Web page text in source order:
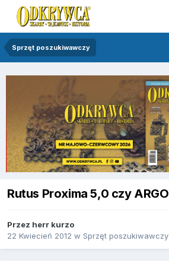
Sprzęt poszukiwawczy
Rutus Proxima 5,0 czy ARGO
Przez herr kurzo
22 Kwiecień 2012 w Sprzęt poszukiwawczy